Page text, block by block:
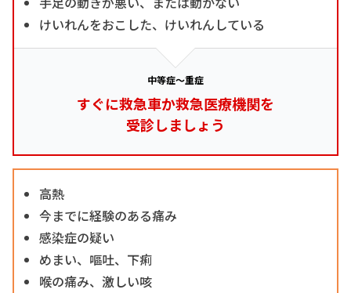
けいれんをおこした、けいれんしている
中等症～重症
すぐに救急車か救急医療機関を
受診しましょう
高熱
今までに経験のある痛み
感染症の疑い
めまい、嘔吐、下痢
喉の痛み、激しい咳